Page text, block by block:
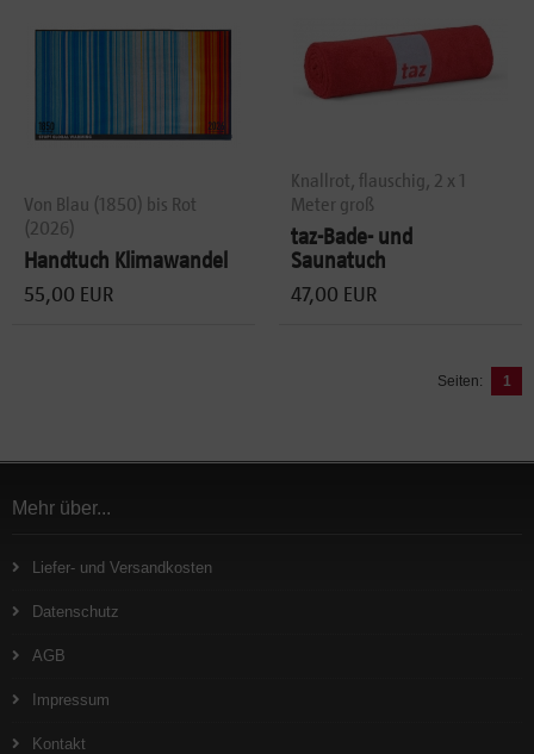
Von Blau (1850) bis Rot
(2026)
Handtuch Klimawandel
55,00 EUR
Knallrot, flauschig, 2 x 1
Meter groß
taz-Bade- und
Saunatuch
47,00 EUR
Seiten: 1
Mehr über...
Liefer- und Versandkosten
Datenschutz
AGB
Impressum
Kontakt